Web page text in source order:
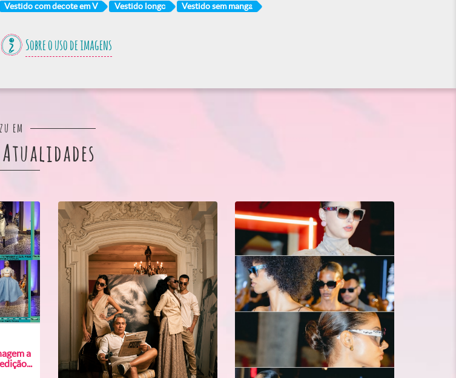
Vestido com decote em V Vestido longo Vestido sem manga
Sobre o uso de imagens
em
Atualidades
a